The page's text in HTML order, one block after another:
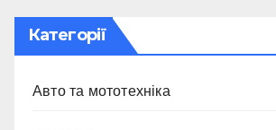
Категорії
Авто та мототехніка